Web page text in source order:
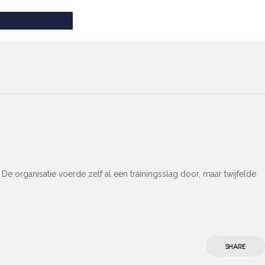
organisatie voerde zelf al een trainingsslag door, maar twijfelde
SHARE